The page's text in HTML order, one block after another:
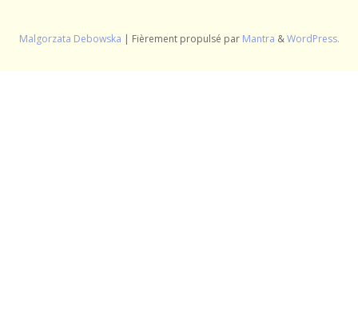
Malgorzata Debowska | Fièrement propulsé par Mantra &WordPress.